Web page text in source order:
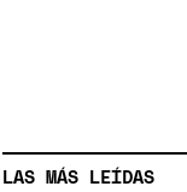
LAS MÁS LEÍDAS